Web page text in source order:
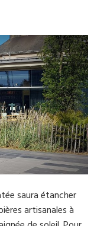
saura étancher
artisanales à